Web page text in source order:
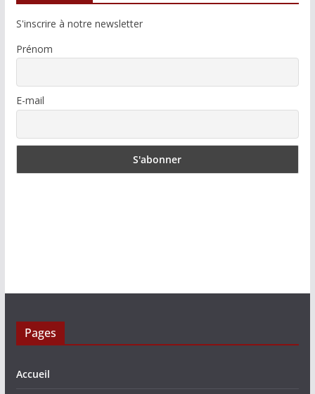
S'inscrire à notre newsletter
Prénom
E-mail
Pages
Accueil